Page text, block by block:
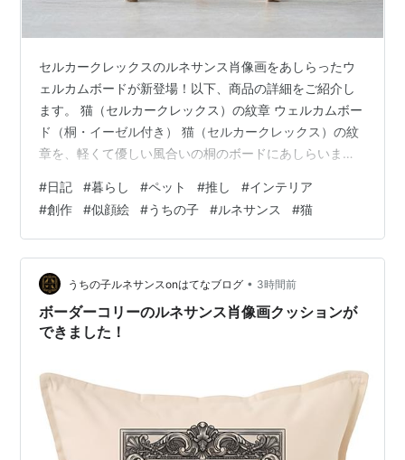
セルカークレックスのルネサンス肖像画をあしらったウ
ェルカムボードが新登場！以下、商品の詳細をご紹介し
ます。 猫（セルカークレックス）の紋章 ウェルカムボー
ド（桐・イーゼル付き） 猫（セルカークレックス）の紋
章を、軽くて優しい風合いの桐のボードにあしらいまし
えする一枚です。 ◆ 板面の言葉上段「Welcome to the
Home of（〜の家へようこそ）」、中央の紋章に猫（セ
ルカークレックス）の姿と品種名、下段「(and some
humans)（そして何人かの人間も）」。主役はあくまで
猫で、人間はおまけ。そんなユーモアを込めています。
◆…
#日記 #暮らし #ペット #推し #インテリア
#創作 #似顔絵 #うちの子 #ルネサンス #猫
うちの子ルネサンスonはてなブログ • 3時間前
ボーダーコリーのルネサンス肖像画クッションが
できました！